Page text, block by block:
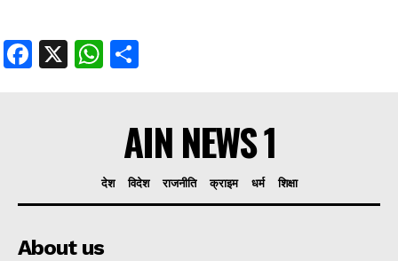
Facebook
X WhatsApp
AIN NEWS 1
देश विदेश राजनीति क्राइम धर्म शिक्षा
About us